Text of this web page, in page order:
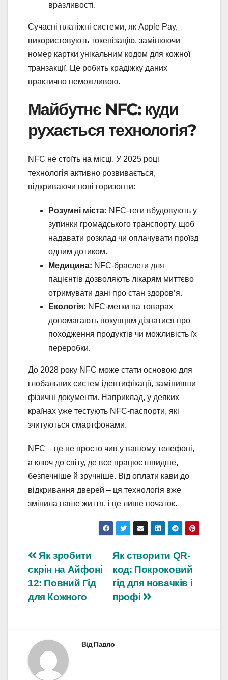
вразливості.
Сучасні платіжні системи, як Apple Pay,
використовують токенізацію, замінюючи
номер картки унікальним кодом для кожної
транзакції. Це робить крадіжку даних
практично неможливою.
Майбутнє NFC: куди
рухається технологія?
NFC не стоїть на місці. У 2025 році
технологія активно розвивається,
відкриваючи нові горизонти:
Розумні міста: NFC-теги вбудовують у
зупинки громадського транспорту, щоб
надавати розклад чи оплачувати проїзд
одним дотиком.
Медицина: NFC-браслети для
пацієнтів дозволяють лікарям миттєво
отримувати дані про стан здоров’я.
Екологія: NFC-метки на товарах
допомагають покупцям дізнатися про
походження продуктів чи можливість їх
переробки.
До 2028 року NFC може стати основою для
глобальних систем ідентифікації, замінивши
фізичні документи. Наприклад, у деяких
країнах уже тестують NFC-паспорти, які
зчитуються смартфонами.
NFC – це не просто чип у вашому телефоні,
а ключ до світу, де все працює швидше,
безпечніше й зручніше. Від оплати кави до
відкривання дверей – ця технологія вже
змінила наше життя, і це лише початок.
Навігація
записів
Як створити QR-
код: Покроковий
гід для новачків і
профі
Як зробити
скрін на Айфоні
12: Повний Гід
для Кожного
ВідПавло